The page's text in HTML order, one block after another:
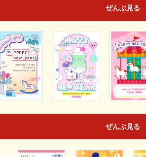
ぜんぶ見る
ぜんぶ見る